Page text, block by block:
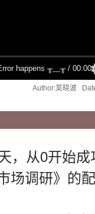
happens ╥﹏╥/00:00
Author:吴晓波
，从0开始成
场调研》的